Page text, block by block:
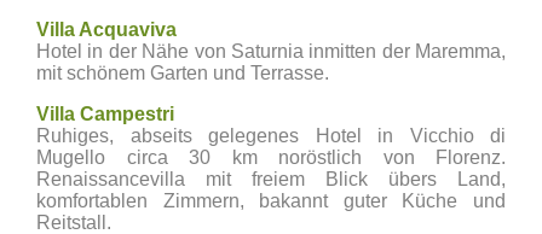
Villa Acquaviva
Hotel in der Nähe von Saturnia inmitten der Maremma,
mit schönem Garten und Terrasse.
Villa Campestri
Ruhiges, abseits gelegenes Hotel in Vicchio di
Mugello circa 30 km noröstlich von Florenz.
Renaissancevilla mit freiem Blick übers Land,
komfortablen Zimmern, bakannt guter Küche und
Reitstall.